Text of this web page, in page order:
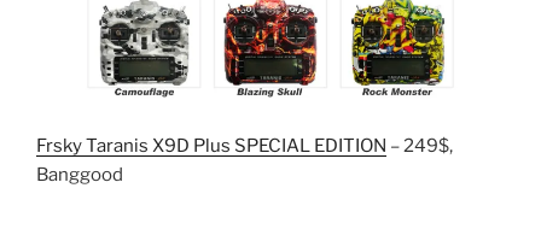
Frsky Taranis X9D Plus SPECIAL EDITION – 249$,
Banggood